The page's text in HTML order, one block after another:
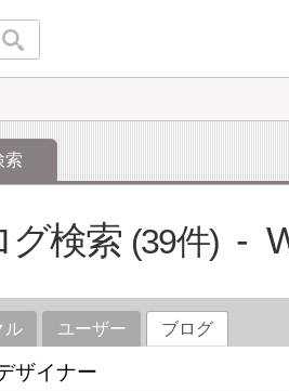
索
グ検索 39
ル ユーザー ブログ